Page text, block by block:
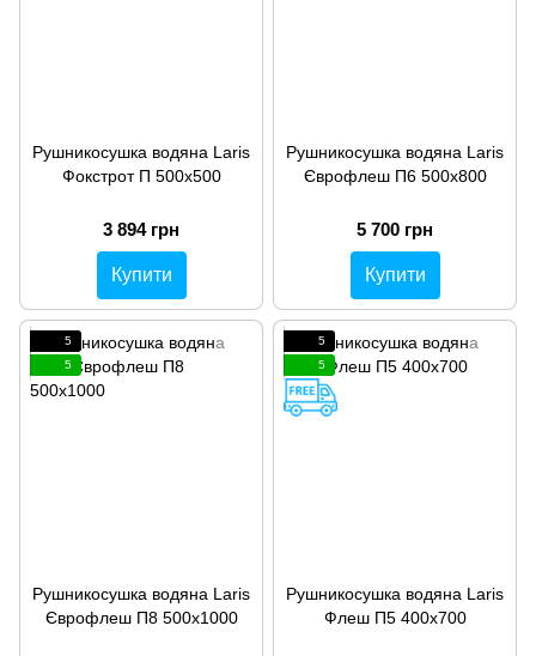
Рушникосушка водяна Laris
Фокстрот П 500х500
3 894 грн
Купити
Рушникосушка водяна Laris
Єврофлеш П6 500х800
5 700 грн
Купити
5
5
Рушникосушка водяна Laris
Єврофлеш П8 500х1000
5
5
Рушникосушка водяна Laris
Флеш П5 400х700